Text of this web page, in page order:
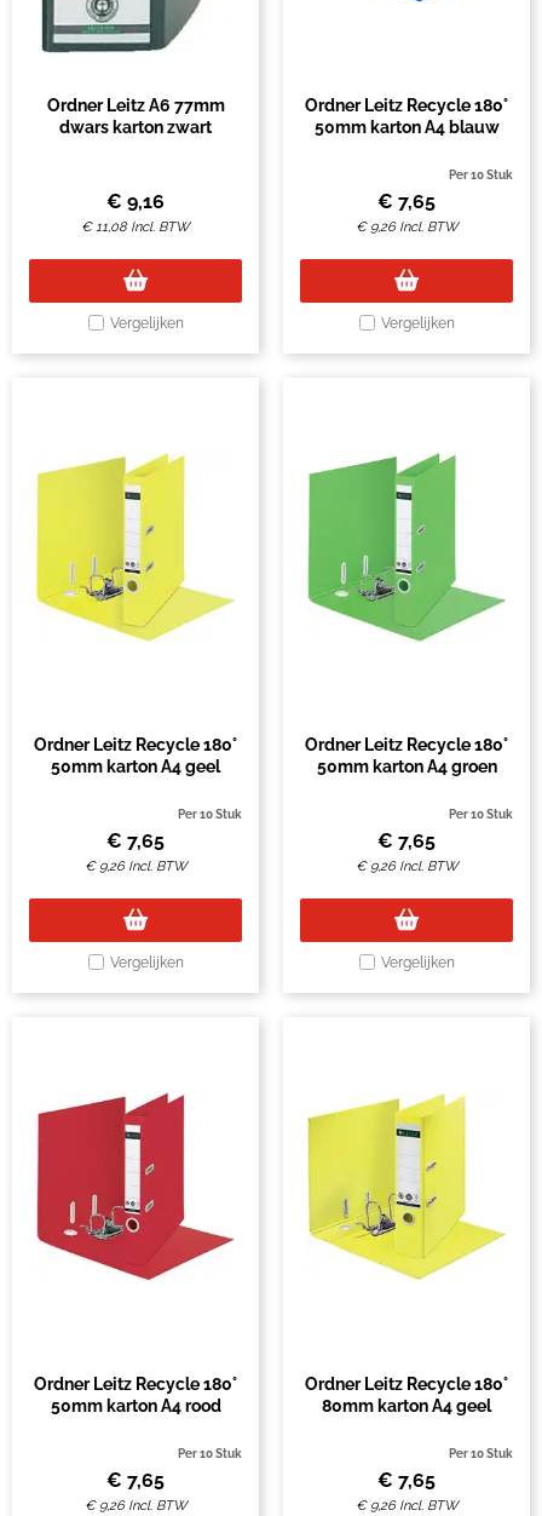
Ordner Leitz A6 77mm
dwars karton zwart
€ 9,16
€11,08 Incl. BTW
Vergelijken
Ordner Leitz Recycle 180°
50mm karton A4 blauw
Per 10 Stuk
€ 7,65
€ 9,26 Incl. BTW
Vergelijken
Ordner Leitz Recycle 180°
50mm karton A4 geel
Per 10 Stuk
€ 7,65
€ 9,26 Incl. BTW
Vergelijken
Ordner Leitz Recycle 180°
50mm karton A4 groen
Per 10 Stuk
€ 7,65
€ 9,26 Incl. BTW
Vergelijken
Ordner Leitz Recycle 180°
50mm karton A4 rood
Per 10 Stuk
€ 7,65
€ 9,26 Incl. BTW
Ordner Leitz Recycle 180°
80mm karton A4 geel
Per 10 Stuk
€ 7,65
€ 9,26 Incl. BTW